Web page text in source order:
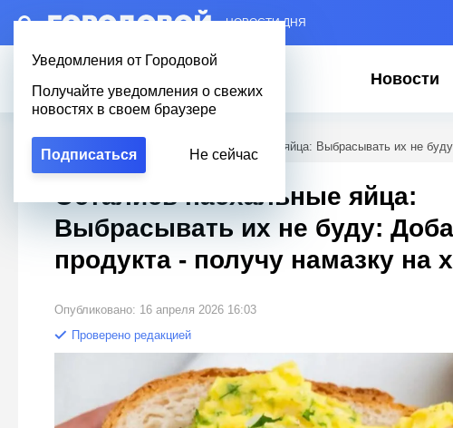
– НОВОСТИ ДНЯ
Уведомления от Городовой
Получайте уведомления о свежих
новостях в своем браузере
Подписаться Не сейчас
Новости
Городовой Остались пасхальные яйца: Выбрасывать их не
Остались пасхальные яйца:
Выбрасывать их не буду:
продукта - получу намазку на
Опубликовано: 16 апреля 2026 16:03
Проверено редакцией